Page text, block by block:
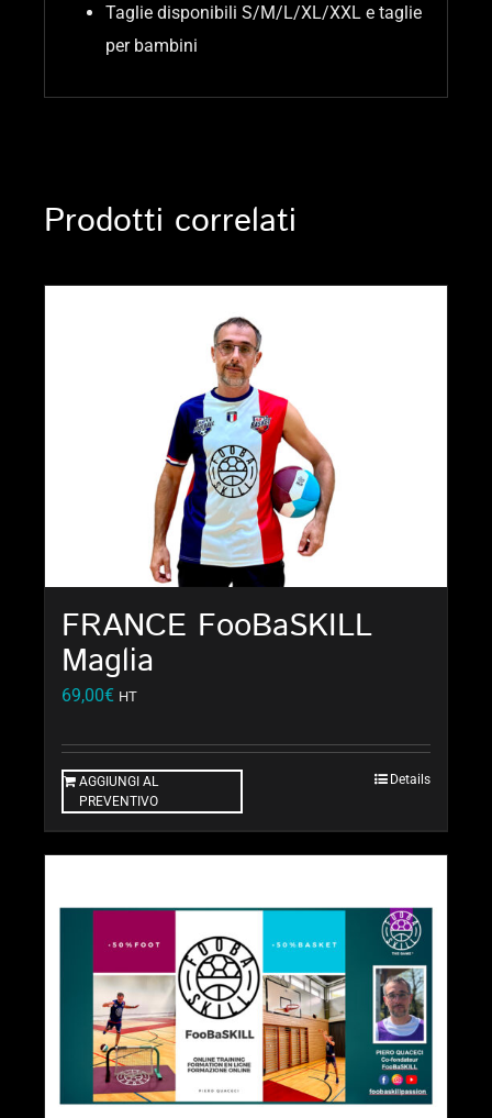
Taglie disponibili S/M/L/XL/XXL e taglie
per bambini
Prodotti correlati
FRANCE FooBaSKILL
Maglia
69,00€ HT
AGGIUNGI AL
PREVENTIVO
Details